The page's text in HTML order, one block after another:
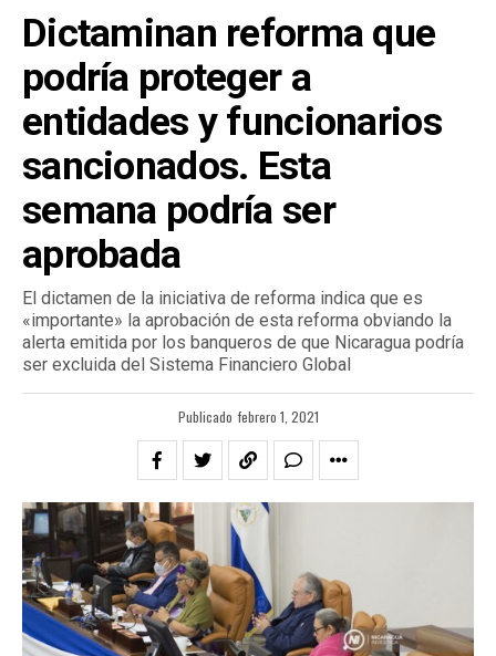
Dictaminan reforma que
podría proteger a
entidades y funcionarios
sancionados. Esta
semana podría ser
aprobada
El dictamen de la iniciativa de reforma indica que es
«importante» la aprobación de esta reforma obviando la
alerta emitida por los banqueros de que Nicaragua podría
ser excluida del Sistema Financiero Global
Publicado febrero 1, 2021